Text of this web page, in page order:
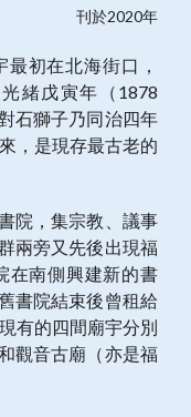
刊於2020年
初在北海街口，
緒戊寅年（1878
石獅子乃同治四年
，是現存最古老的
院，集宗教、議事
兩旁又先後出現福
在南側興建新的書
書院結束後曾租給
有的四間廟宇分別
觀音古廟（亦是福